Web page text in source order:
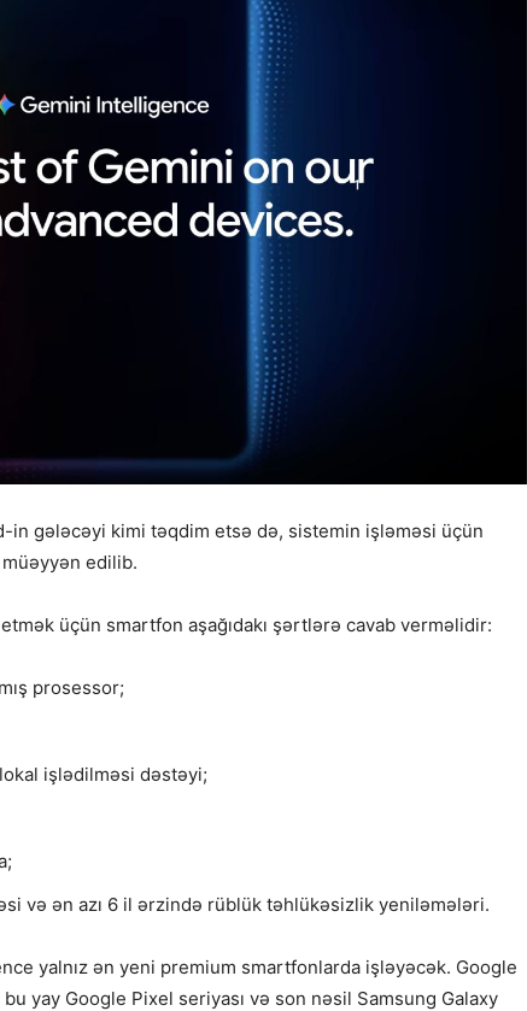
in gələcəyi kimi təqdim etsə də, sistemin işləməsi üçün
edilib.
üçün smartfon aşağıdakı şərtlərə cavab verməlidir:
prosessor;
işlədilməsi dəstəyi;
və ən azı 6 il ərzində rüblük təhlükəsizlik yeniləmələri.
yalnız ən yeni premium smartfonlarda işləyəcək. Google
yay Google Pixel seriyası və son nəsil Samsung Galaxy